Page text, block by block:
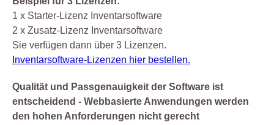
1 x Starter-Lizenz Inventarsoftware
2 x Zusatz-Lizenz Inventarsoftware
Sie verfügen dann über 3 Lizenzen.
Inventarsoftware-Lizenzen hier bestellen.
Qualität und Passgenauigkeit der Software ist
entscheidend - Webbasierte Anwendungen werden
den hohen Anforderungen nicht gerecht